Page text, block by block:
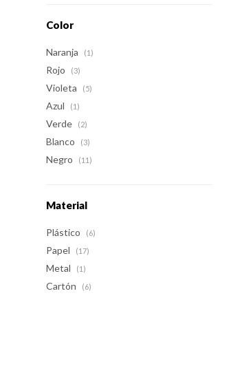
Color
Naranja (1)
Rojo (3)
Violeta (5)
Azul (1)
Verde (2)
Blanco (3)
Negro (11)
Material
Plástico (6)
Papel (17)
Metal (1)
Cartón (6)